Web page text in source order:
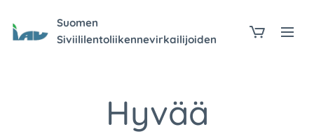
Suomen
Siviililentoliikennevirkailijoiden
Hyvää